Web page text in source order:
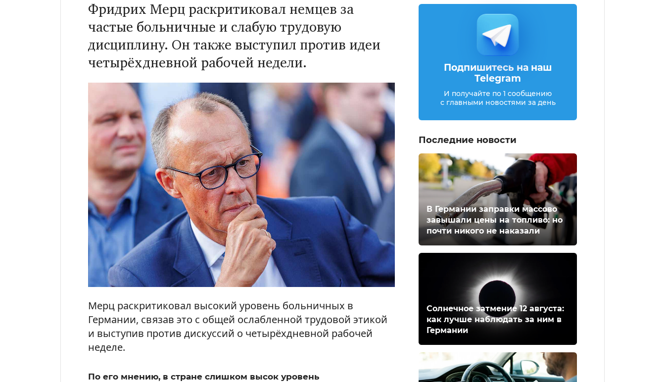
Фридрих Мерц раскритиковал немцев за
частые больничные и слабую трудовую
дисциплину. Он также выступил против идеи
четырёхдневной рабочей недели.
Мерц раскритиковал высокий уровень больничных в
Германии, связав это с общей ослабленной трудовой этикой
и выступив против дискуссий о четырёхдневной рабочей
неделе.
По его мнению, в стране слишком высок уровень
Подпишитесь на наш
Telegram
И получайте по 1 сообщению
с главными новостями за день
Последние новости
В Германии заправки массово
завышали цены на топливо: но
почти никого не наказали
Солнечное затмение 12 августа:
как лучше наблюдать за ним в
Германии